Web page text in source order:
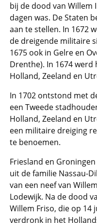
bij de dood van Willem
dagen was. De Staten
aan te stellen. In 1672
de dreigende militaire
1675 ook in Gelre en
Drenthe). In 1674
Holland, Zeeland en
In 1702 ontstond met
een Tweede
Holland, Zeeland en
een militaire dreiging
te benoemen.
Friesland en
uit de familie Nassau-
van een neef van
Lodewijk. Na de dood
Willem Friso, die op 14
verdronk in het